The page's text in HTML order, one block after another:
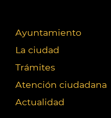
Ayuntamiento
La ciudad
Trámites
Atención ciudadana
Actualidad